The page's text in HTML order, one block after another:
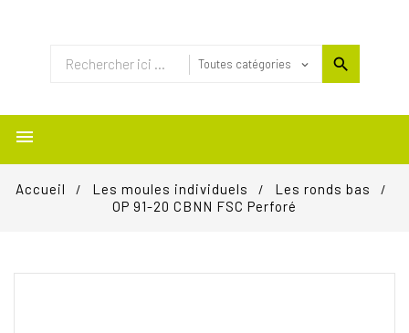

Accueil Les moules individuels
Les ronds bas
OP 91-20 CBNN FSC Perforé